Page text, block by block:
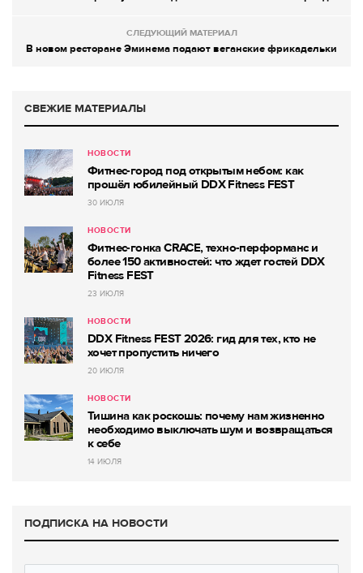
СЛЕДУЮЩИЙ МАТЕРИАЛ
В новом ресторане Эминема подают веганские фрикадельки
СВЕЖИЕ МАТЕРИАЛЫ
НОВОСТИ
Фитнес-город под открытым небом: как
прошёл юбилейный DDX Fitness FEST
30 ИЮЛЯ
НОВОСТИ
Фитнес-гонка CRACE, техно-перформанс и
более 150 активностей: что ждет гостей DDX
Fitness FEST
23 ИЮЛЯ
НОВОСТИ
DDX Fitness FEST 2026: гид для тех, кто не
хочет пропустить ничего
20 ИЮЛЯ
НОВОСТИ
Тишина как роскошь: почему нам жизненно
необходимо выключать шум и возвращаться
к себе
14 ИЮЛЯ
ПОДПИСКА НА НОВОСТИ